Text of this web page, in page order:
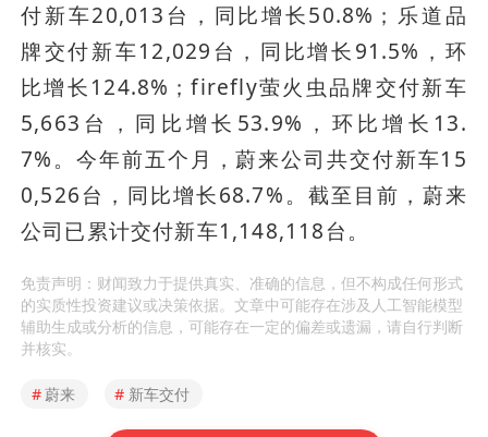
付新车20,013台，同比增长50.8%；乐道品
牌交付新车12,029台，同比增长91.5%，环
比增长124.8%；firefly萤火虫品牌交付新车
5,663台，同比增长53.9%，环比增长13.
7%。今年前五个月，蔚来公司共交付新车15
0,526台，同比增长68.7%。截至目前，蔚来
公司已累计交付新车1,148,118台。
免责声明：财闻致力于提供真实、准确的信息，但不构成任何形式
的实质性投资建议或决策依据。文章中可能存在涉及人工智能模型
辅助生成或分析的信息，可能存在一定的偏差或遗漏，请自行判断
并核实。
#蔚来 # 新车交付